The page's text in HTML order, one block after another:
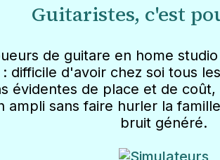
Guitaristes, c'est
de guitare en home
difficile d'avoir chez soi tous
évidentes de place et de
ampli sans faire hurler la
bruit généré.